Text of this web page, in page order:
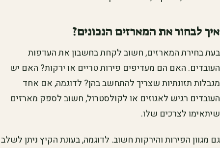
איך לבחור את המארזים הנכונים?
בעת בחירת המארזים, חשוב לקחת בחשבון את העדפות
העובדים. האם הם מעדיפים פירות טריים או ירקות? האם יש
מגבלות תזונתיות שצריך להתחשב בהן? לדוגמה, אם אחד
העובדים רגיש לאגוזים או לקולסטרול, חשוב לספק מארזים
שיתאימו לצרכים שלו.
גם מגוון הפירות והירקות חשוב. לדוגמה, בעונת הקיץ ניתן לשלב